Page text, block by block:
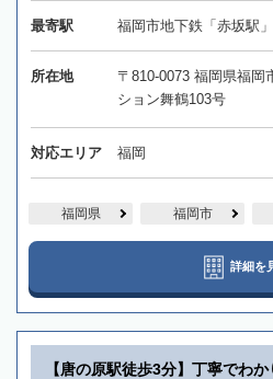
最寄駅 福岡市地下鉄「赤坂駅
所在地
〒810-0073 福岡県福岡
ション舞鶴103号
対応エリア 福岡
福岡県 福岡市
詳細を
【唐の原駅徒歩3分】丁寧でわ